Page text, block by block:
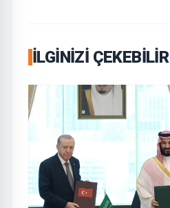
İLGINIZI ÇEKEBILIR